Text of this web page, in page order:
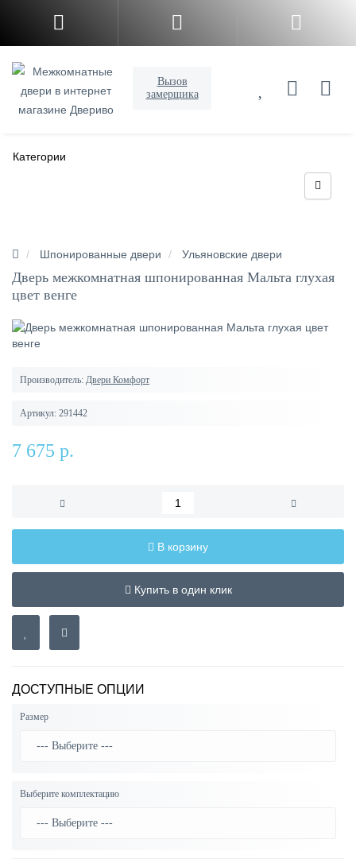
Вызов
замерщика
Категории
Шпонированные двери Ульяновские двери
Дверь межкомнатная шпонированная Мальта глухая
цвет венге
Производитель: Двери Комфорт
Артикул: 291442
7 675 р.
В корзину
Купить в один клик
ДОСТУПНЫЕ ОПЦИИ
Размер
Выберите комплектацию